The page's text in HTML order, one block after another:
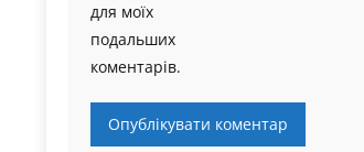
для моїх
подальших
коментарів.